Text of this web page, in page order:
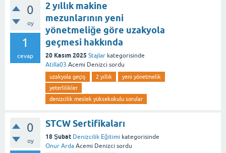
0
oy
1
cevap
2 yıllık makine
mezunlarının yeni
yönetmeliğe göre uzakyola
geçmesi hakkında
20 Kasım 2025 Stajlar kategorisinde
Atilla03 Acemi Denizci sordu
uzakyola geçiş 2 yıllık
yeni yönetmelik
yeterlilikler
denizcilik meslek yüksekokulu sorular
0
oy
STCW Sertifikaları
18 Şubat Denizcilik Eğitimi kategorisinde
Onur Arda Acemi Denizci sordu